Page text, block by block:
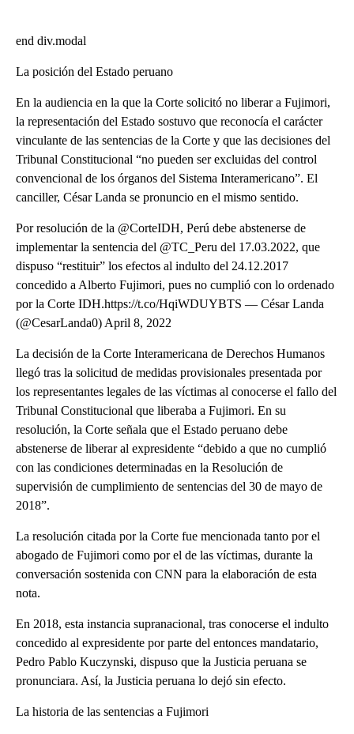
end div.modal
La posición del Estado peruano
En la audiencia en la que la Corte solicitó no liberar a Fujimori,
la representación del Estado sostuvo que reconocía el carácter
vinculante de las sentencias de la Corte y que las decisiones del
Tribunal Constitucional “no pueden ser excluidas del control
convencional de los órganos del Sistema Interamericano”. El
canciller, César Landa se pronuncio en el mismo sentido.
Por resolución de la @CorteIDH, Perú debe abstenerse de
implementar la sentencia del @TC_Peru del 17.03.2022, que
dispuso “restituir” los efectos al indulto del 24.12.2017
concedido a Alberto Fujimori, pues no cumplió con lo ordenado
por la Corte IDH.https://t.co/HqiWDUYBTS — César Landa
(@CesarLanda0) April 8, 2022
La decisión de la Corte Interamericana de Derechos Humanos
llegó tras la solicitud de medidas provisionales presentada por
los representantes legales de las víctimas al conocerse el fallo del
Tribunal Constitucional que liberaba a Fujimori. En su
resolución, la Corte señala que el Estado peruano debe
abstenerse de liberar al expresidente “debido a que no cumplió
con las condiciones determinadas en la Resolución de
supervisión de cumplimiento de sentencias del 30 de mayo de
2018”.
La resolución citada por la Corte fue mencionada tanto por el
abogado de Fujimori como por el de las víctimas, durante la
conversación sostenida con CNN para la elaboración de esta
nota.
En 2018, esta instancia supranacional, tras conocerse el indulto
concedido al expresidente por parte del entonces mandatario,
Pedro Pablo Kuczynski, dispuso que la Justicia peruana se
pronunciara. Así, la Justicia peruana lo dejó sin efecto.
La historia de las sentencias a Fujimori